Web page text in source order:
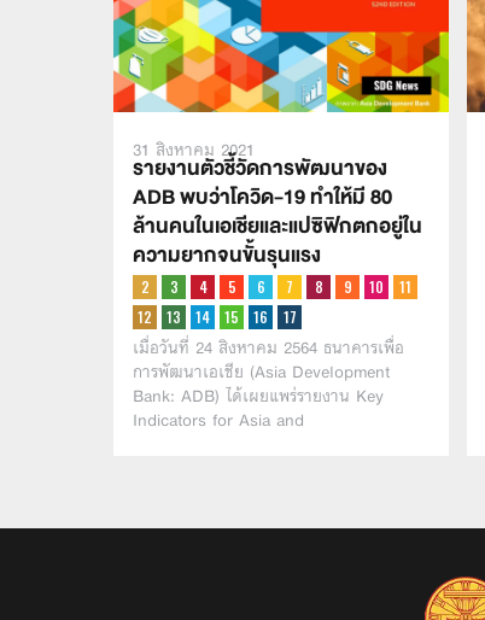
31 สิงหาคม 2021
รายงานตัวชี้วัดการพัฒนาของ
ADB พบว่าโควิด-19 ทำให้มี 80
ล้านคนในเอเชียและแปซิฟิกตกอยู่ใน
ความยากจนขั้นรุนแรง
เมื่อวันที่ 24 สิงหาคม 2564 ธนาคารเพื่อ
การพัฒนาเอเชีย (Asia Development
Bank: ADB) ได้เผยแพร่รายงาน Key
Indicators for Asia and